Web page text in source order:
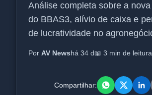
Análise completa sobre a
do BBAS3, alívio de caixa e
de lucratividade no
Por AV Newshá 34 d📖 3 min de leitura
Compartilhar: